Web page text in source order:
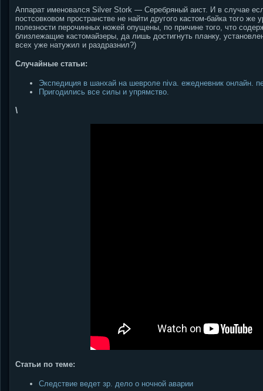
Аппарат именовался Silver Stork — Серебряный аист. И в случае
постсовковом пространстве не найти другого кастом-байка
полезности перочинных ножей опущены, по причине того, что
близлежащие кастомайзеры, да лишь достигнуть планку,
всех уже натужил и раздразнил?)
Случайные статьи:
Экспедиция в шанхай на шевроле niva. ежедневник онлайн.
Пригодились все силы и упрямство.
\
Статьи по теме:
Следствие ведет зр. дело о ночной аварии